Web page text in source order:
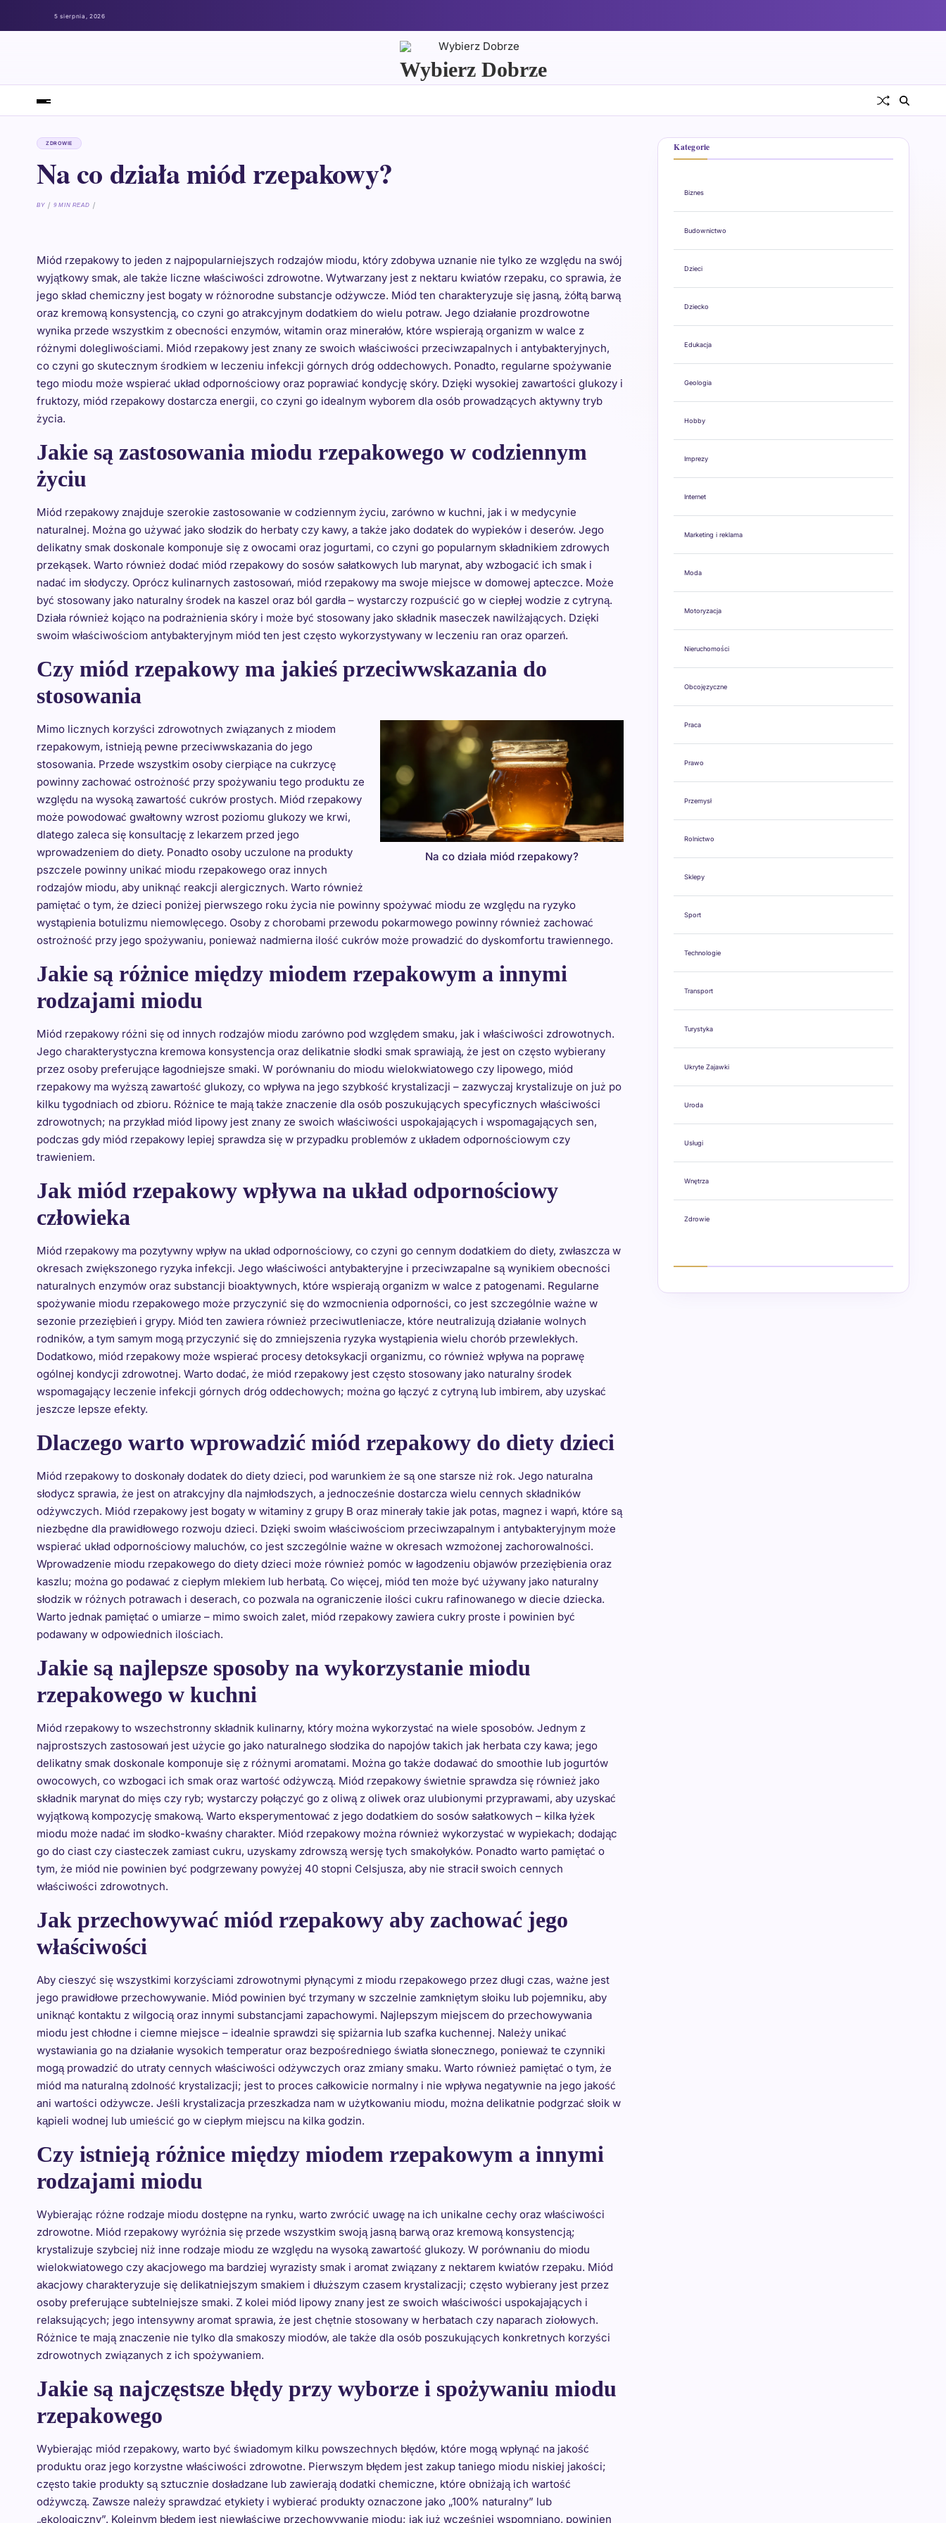
5 sierpnia, 2026
Wybierz Dobrze
ZDROWIE
Na co działa miód rzepakowy?
BY 9 MIN READ
Miód rzepakowy to jeden z najpopularniejszych rodzajów miodu, który zdobywa uznanie nie tylko ze względu na swój
wyjątkowy smak, ale także liczne właściwości zdrowotne. Wytwarzany jest z nektaru kwiatów rzepaku, co sprawia, że
jego skład chemiczny jest bogaty w różnorodne substancje odżywcze. Miód ten charakteryzuje się jasną, żółtą barwą
oraz kremową konsystencją, co czyni go atrakcyjnym dodatkiem do wielu potraw. Jego działanie prozdrowotne
wynika przede wszystkim z obecności enzymów, witamin oraz minerałów, które wspierają organizm w walce z
różnymi dolegliwościami. Miód rzepakowy jest znany ze swoich właściwości przeciwzapalnych i antybakteryjnych,
co czyni go skutecznym środkiem w leczeniu infekcji górnych dróg oddechowych. Ponadto, regularne spożywanie
tego miodu może wspierać układ odpornościowy oraz poprawiać kondycję skóry. Dzięki wysokiej zawartości glukozy i
fruktozy, miód rzepakowy dostarcza energii, co czyni go idealnym wyborem dla osób prowadzących aktywny tryb
życia.
Jakie są zastosowania miodu rzepakowego w codziennym
życiu
Miód rzepakowy znajduje szerokie zastosowanie w codziennym życiu, zarówno w kuchni, jak i w medycynie
naturalnej. Można go używać jako słodzik do herbaty czy kawy, a także jako dodatek do wypieków i deserów. Jego
delikatny smak doskonale komponuje się z owocami oraz jogurtami, co czyni go popularnym składnikiem zdrowych
przekąsek. Warto również dodać miód rzepakowy do sosów sałatkowych lub marynat, aby wzbogacić ich smak i
nadać im słodyczy. Oprócz kulinarnych zastosowań, miód rzepakowy ma swoje miejsce w domowej apteczce. Może
być stosowany jako naturalny środek na kaszel oraz ból gardła – wystarczy rozpuścić go w ciepłej wodzie z cytryną.
Działa również kojąco na podrażnienia skóry i może być stosowany jako składnik maseczek nawilżających. Dzięki
swoim właściwościom antybakteryjnym miód ten jest często wykorzystywany w leczeniu ran oraz oparzeń.
Czy miód rzepakowy ma jakieś przeciwwskazania do
stosowania
Na co działa miód rzepakowy?
Mimo licznych korzyści zdrowotnych związanych z miodem
rzepakowym, istnieją pewne przeciwwskazania do jego
stosowania. Przede wszystkim osoby cierpiące na cukrzycę
powinny zachować ostrożność przy spożywaniu tego produktu ze
względu na wysoką zawartość cukrów prostych. Miód rzepakowy
może powodować gwałtowny wzrost poziomu glukozy we krwi,
dlatego zaleca się konsultację z lekarzem przed jego
wprowadzeniem do diety. Ponadto osoby uczulone na produkty
pszczele powinny unikać miodu rzepakowego oraz innych
rodzajów miodu, aby uniknąć reakcji alergicznych. Warto również
pamiętać o tym, że dzieci poniżej pierwszego roku życia nie powinny spożywać miodu ze względu na ryzyko
wystąpienia botulizmu niemowlęcego. Osoby z chorobami przewodu pokarmowego powinny również zachować
ostrożność przy jego spożywaniu, ponieważ nadmierna ilość cukrów może prowadzić do dyskomfortu trawiennego.
Jakie są różnice między miodem rzepakowym a innymi
rodzajami miodu
Miód rzepakowy różni się od innych rodzajów miodu zarówno pod względem smaku, jak i właściwości zdrowotnych.
Jego charakterystyczna kremowa konsystencja oraz delikatnie słodki smak sprawiają, że jest on często wybierany
przez osoby preferujące łagodniejsze smaki. W porównaniu do miodu wielokwiatowego czy lipowego, miód
rzepakowy ma wyższą zawartość glukozy, co wpływa na jego szybkość krystalizacji – zazwyczaj krystalizuje on już po
kilku tygodniach od zbioru. Różnice te mają także znaczenie dla osób poszukujących specyficznych właściwości
zdrowotnych; na przykład miód lipowy jest znany ze swoich właściwości uspokajających i wspomagających sen,
podczas gdy miód rzepakowy lepiej sprawdza się w przypadku problemów z układem odpornościowym czy
trawieniem.
Jak miód rzepakowy wpływa na układ odpornościowy
człowieka
Miód rzepakowy ma pozytywny wpływ na układ odpornościowy, co czyni go cennym dodatkiem do diety, zwłaszcza w
okresach zwiększonego ryzyka infekcji. Jego właściwości antybakteryjne i przeciwzapalne są wynikiem obecności
naturalnych enzymów oraz substancji bioaktywnych, które wspierają organizm w walce z patogenami. Regularne
spożywanie miodu rzepakowego może przyczynić się do wzmocnienia odporności, co jest szczególnie ważne w
sezonie przeziębień i grypy. Miód ten zawiera również przeciwutleniacze, które neutralizują działanie wolnych
rodników, a tym samym mogą przyczynić się do zmniejszenia ryzyka wystąpienia wielu chorób przewlekłych.
Dodatkowo, miód rzepakowy może wspierać procesy detoksykacji organizmu, co również wpływa na poprawę
ogólnej kondycji zdrowotnej. Warto dodać, że miód rzepakowy jest często stosowany jako naturalny środek
wspomagający leczenie infekcji górnych dróg oddechowych; można go łączyć z cytryną lub imbirem, aby uzyskać
jeszcze lepsze efekty.
Dlaczego warto wprowadzić miód rzepakowy do diety dzieci
Miód rzepakowy to doskonały dodatek do diety dzieci, pod warunkiem że są one starsze niż rok. Jego naturalna
słodycz sprawia, że jest on atrakcyjny dla najmłodszych, a jednocześnie dostarcza wielu cennych składników
odżywczych. Miód rzepakowy jest bogaty w witaminy z grupy B oraz minerały takie jak potas, magnez i wapń, które są
niezbędne dla prawidłowego rozwoju dzieci. Dzięki swoim właściwościom przeciwzapalnym i antybakteryjnym może
wspierać układ odpornościowy maluchów, co jest szczególnie ważne w okresach wzmożonej zachorowalności.
Wprowadzenie miodu rzepakowego do diety dzieci może również pomóc w łagodzeniu objawów przeziębienia oraz
kaszlu; można go podawać z ciepłym mlekiem lub herbatą. Co więcej, miód ten może być używany jako naturalny
słodzik w różnych potrawach i deserach, co pozwala na ograniczenie ilości cukru rafinowanego w diecie dziecka.
Warto jednak pamiętać o umiarze – mimo swoich zalet, miód rzepakowy zawiera cukry proste i powinien być
podawany w odpowiednich ilościach.
Jakie są najlepsze sposoby na wykorzystanie miodu
rzepakowego w kuchni
Miód rzepakowy to wszechstronny składnik kulinarny, który można wykorzystać na wiele sposobów. Jednym z
najprostszych zastosowań jest użycie go jako naturalnego słodzika do napojów takich jak herbata czy kawa; jego
delikatny smak doskonale komponuje się z różnymi aromatami. Można go także dodawać do smoothie lub jogurtów
owocowych, co wzbogaci ich smak oraz wartość odżywczą. Miód rzepakowy świetnie sprawdza się również jako
składnik marynat do mięs czy ryb; wystarczy połączyć go z oliwą z oliwek oraz ulubionymi przyprawami, aby uzyskać
wyjątkową kompozycję smakową. Warto eksperymentować z jego dodatkiem do sosów sałatkowych – kilka łyżek
miodu może nadać im słodko-kwaśny charakter. Miód rzepakowy można również wykorzystać w wypiekach; dodając
go do ciast czy ciasteczek zamiast cukru, uzyskamy zdrowszą wersję tych smakołyków. Ponadto warto pamiętać o
tym, że miód nie powinien być podgrzewany powyżej 40 stopni Celsjusza, aby nie stracił swoich cennych
właściwości zdrowotnych.
Jak przechowywać miód rzepakowy aby zachować jego
właściwości
Aby cieszyć się wszystkimi korzyściami zdrowotnymi płynącymi z miodu rzepakowego przez długi czas, ważne jest
jego prawidłowe przechowywanie. Miód powinien być trzymany w szczelnie zamkniętym słoiku lub pojemniku, aby
uniknąć kontaktu z wilgocią oraz innymi substancjami zapachowymi. Najlepszym miejscem do przechowywania
miodu jest chłodne i ciemne miejsce – idealnie sprawdzi się spiżarnia lub szafka kuchennej. Należy unikać
wystawiania go na działanie wysokich temperatur oraz bezpośredniego światła słonecznego, ponieważ te czynniki
mogą prowadzić do utraty cennych właściwości odżywczych oraz zmiany smaku. Warto również pamiętać o tym, że
miód ma naturalną zdolność krystalizacji; jest to proces całkowicie normalny i nie wpływa negatywnie na jego jakość
ani wartości odżywcze. Jeśli krystalizacja przeszkadza nam w użytkowaniu miodu, można delikatnie podgrzać słoik w
kąpieli wodnej lub umieścić go w ciepłym miejscu na kilka godzin.
Czy istnieją różnice między miodem rzepakowym a innymi
rodzajami miodu
Wybierając różne rodzaje miodu dostępne na rynku, warto zwrócić uwagę na ich unikalne cechy oraz właściwości
zdrowotne. Miód rzepakowy wyróżnia się przede wszystkim swoją jasną barwą oraz kremową konsystencją;
krystalizuje szybciej niż inne rodzaje miodu ze względu na wysoką zawartość glukozy. W porównaniu do miodu
wielokwiatowego czy akacjowego ma bardziej wyrazisty smak i aromat związany z nektarem kwiatów rzepaku. Miód
akacjowy charakteryzuje się delikatniejszym smakiem i dłuższym czasem krystalizacji; często wybierany jest przez
osoby preferujące subtelniejsze smaki. Z kolei miód lipowy znany jest ze swoich właściwości uspokajających i
relaksujących; jego intensywny aromat sprawia, że jest chętnie stosowany w herbatach czy naparach ziołowych.
Różnice te mają znaczenie nie tylko dla smakoszy miodów, ale także dla osób poszukujących konkretnych korzyści
zdrowotnych związanych z ich spożywaniem.
Jakie są najczęstsze błędy przy wyborze i spożywaniu miodu
rzepakowego
Wybierając miód rzepakowy, warto być świadomym kilku powszechnych błędów, które mogą wpłynąć na jakość
produktu oraz jego korzystne właściwości zdrowotne. Pierwszym błędem jest zakup taniego miodu niskiej jakości;
często takie produkty są sztucznie dosładzane lub zawierają dodatki chemiczne, które obniżają ich wartość
odżywczą. Zawsze należy sprawdzać etykiety i wybierać produkty oznaczone jako „100% naturalny” lub
„ekologiczny”. Kolejnym błędem jest niewłaściwe przechowywanie miodu; jak już wcześniej wspomniano, powinien
Kategorie
Biznes
Budownictwo
Dzieci
Dziecko
Edukacja
Geologia
Hobby
Imprezy
Internet
Marketing i reklama
Moda
Motoryzacja
Nieruchomości
Obcojęzyczne
Praca
Prawo
Przemysł
Rolnictwo
Sklepy
Sport
Technologie
Transport
Turystyka
Ukryte Zajawki
Uroda
Usługi
Wnętrza
Zdrowie